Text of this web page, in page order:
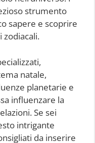
strumento
sapere e scoprire
zodiacali.
natale,
planetarie e
influenzare la
Se sei
intrigante
da inserire